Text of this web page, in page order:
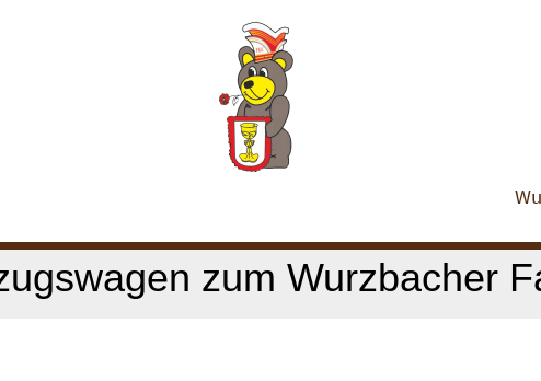
zum Wurzbacher